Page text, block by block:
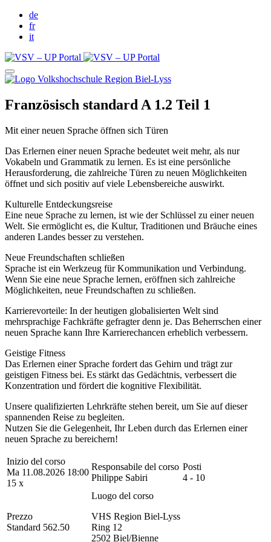
de
fr
it
Französisch standard A 1.2 Teil 1
Mit einer neuen Sprache öffnen sich Türen
Das Erlernen einer neuen Sprache bedeutet weit mehr, als nur
Vokabeln und Grammatik zu lernen. Es ist eine persönliche
Herausforderung, die zahlreiche Türen zu neuen Möglichkeiten
öffnet und sich positiv auf viele Lebensbereiche auswirkt.
Kulturelle Entdeckungsreise
Eine neue Sprache zu lernen, ist wie der Schlüssel zu einer neuen
Welt. Sie ermöglicht es, die Kultur, Traditionen und Bräuche eines
anderen Landes besser zu verstehen.
Neue Freundschaften schließen
Sprache ist ein Werkzeug für Kommunikation und Verbindung.
Wenn Sie eine neue Sprache lernen, eröffnen sich zahlreiche
Möglichkeiten, neue Freundschaften zu schließen.
Karrierevorteile: In der heutigen globalisierten Welt sind
mehrsprachige Fachkräfte gefragter denn je. Das Beherrschen einer
neuen Sprache kann Ihre Karrierechancen erheblich verbessern.
Geistige Fitness
Das Erlernen einer Sprache fordert das Gehirn und trägt zur
geistigen Fitness bei. Es stärkt das Gedächtnis, verbessert die
Konzentration und fördert die kognitive Flexibilität.
Unsere qualifizierten Lehrkräfte stehen bereit, um Sie auf dieser
spannenden Reise zu begleiten.
Nutzen Sie die Gelegenheit, Ihr Leben durch das Erlernen einer
neuen Sprache zu bereichern!
Inizio del corso
Ma 11.08.2026 18:00
15 x
Responsabile del corso
Philippe Sabiri
Posti
4 - 10
Prezzo
Standard 562.50
Luogo del corso
VHS Region Biel-Lyss
Ring 12
2502 Biel/Bienne